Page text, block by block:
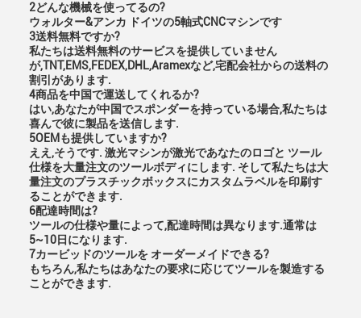
2どんな機械を使ってるの?
ウォルター&アンカ ドイツの5軸式CNCマシンです
3送料無料ですか?
私たちは送料無料のサービスを提供していません
が,TNT,EMS,FEDEX,DHL,Aramexなど,宅配会社からの送料の
割引があります.
4商品を中国で運送してくれるか?
はい,あなたが中国でスポンダーを持っている場合,私たちは
喜んで彼に製品を送信します.
5OEMも提供していますか?
ええ,そうです. 激光マシンが激光であなたのロゴと ツール
仕様を大量注文のツールボディにします. そして私たちは大
量注文のプラスチックボックスにカスタムラベルを印刷す
ることができます.
6配達時間は?
ツールの仕様や量によって,配達時間は異なります.通常は
5~10日になります.
7カービッドのツールを オーダーメイドできる?
もちろん,私たちはあなたの要求に応じてツールを製造する
ことができます.